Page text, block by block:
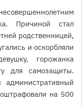
Причиной стал
родственницей,
и оскорбляли
горожанка
для самозащиты.
на 500